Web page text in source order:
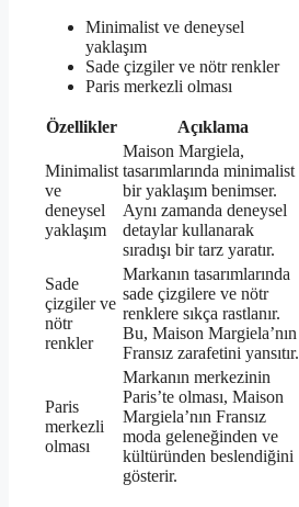
Minimalist ve deneysel
yaklaşım
Sade çizgiler ve nötr renkler
Paris merkezli olması
Özellikler Açıklama
Minimalist
ve
deneysel
yaklaşım
Maison Margiela,
tasarımlarında minimalist
bir yaklaşım benimser.
Aynı zamanda deneysel
detaylar kullanarak
sıradışı bir tarz yaratır.
Sade
çizgiler ve
nötr
renkler
Markanın tasarımlarında
sade çizgilere ve nötr
renklere sıkça rastlanır.
Bu, Maison Margiela’nın
Fransız zarafetini yansıtır.
Paris
merkezli
olması
Markanın merkezinin
Paris’te olması, Maison
Margiela’nın Fransız
moda geleneğinden ve
kültüründen beslendiğini
gösterir.